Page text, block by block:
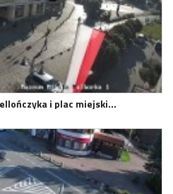
i plac miejski…